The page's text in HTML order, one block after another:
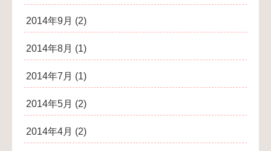
2014年9月 (2)
2014年8月 (1)
2014年7月 (1)
2014年5月 (2)
2014年4月 (2)